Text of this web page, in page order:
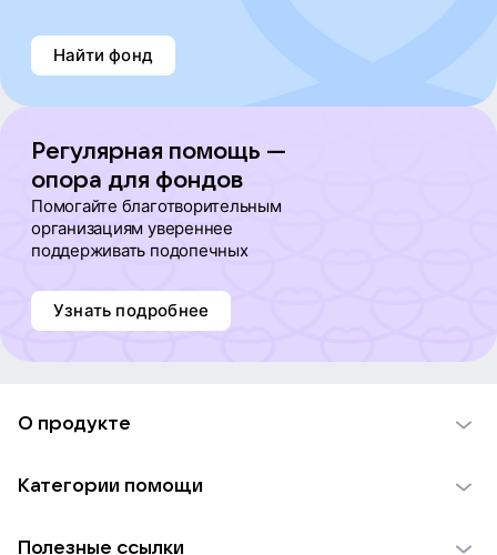
Найти фонд
Регулярная помощь —
опора для фондов
Помогайте благотворительным
организациям увереннее
поддерживать подопечных
Узнать подробнее
О продукте
Использование материалов
Категории помощи
Полезные ссылки